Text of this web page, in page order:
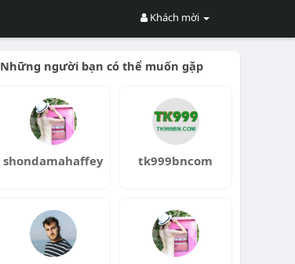
Khách mời
Những người bạn có thể muốn gặp
shondamahaffey tk999bncom